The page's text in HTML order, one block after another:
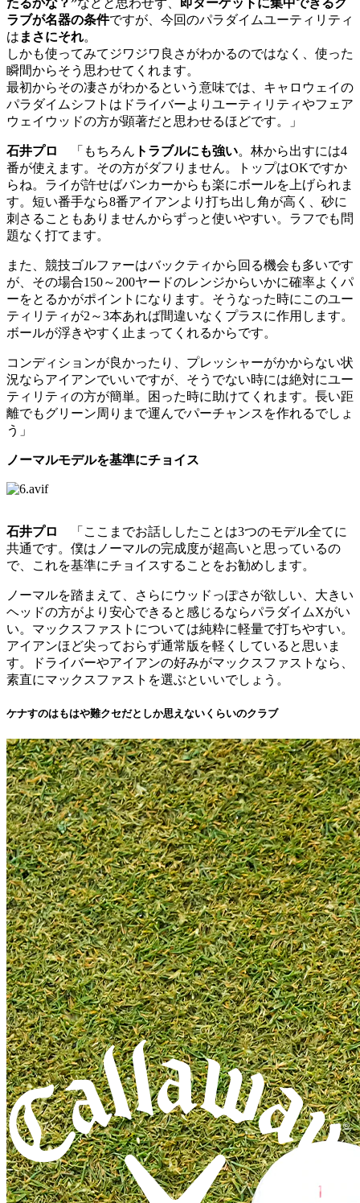
ラブが名器の条件ですが、今回のパラダイムユーティリティ
は まさにそれ。
しかも使ってみてジワジワ良さがわかるのではなく、使った
瞬間からそう思わせてくれます。
最初からその凄さがわかるという意味では、キャロウェイの
パラダイムシフトはドライバーよりユーティリティやフェア
ウェイウッドの方が顕著だと思わせるほどです。」
石井プロ 「もちろん トラブルにも強い。林から出すには4
番が使えます。その方がダフりません。トップはOKですか
らね。ライが許せばバンカーからも楽にボールを上げられま
す。短い番手なら8番アイアンより打ち出し角が高く、砂に
刺さることもありませんからずっと使いやすい。ラフでも問
題なく打てます。
また、競技ゴルファーはバックティから回る機会も多いです
が、その場合150～200ヤードのレンジからいかに確率よくパ
ーをとるかがポイントになります。そうなった時にこのユー
ティリティが2～3本あれば間違いなくプラスに作用します。
ボールが浮きやすく止まってくれるからです。
コンディションが良かったり、プレッシャーがかからない状
況ならアイアンでいいですが、そうでない時には絶対にユー
ティリティの方が簡単。困った時に助けてくれます。長い距
離でもグリーン周りまで運んでパーチャンスを作れるでしょ
う」
ノーマルモデルを基準にチョイス
石井プロ
「ここまでお話ししたことは3つのモデル全てに
共通です。僕はノーマルの完成度が超高いと思っているの
で、これを基準にチョイスすることをお勧めします。
ノーマルを踏まえて、さらにウッドっぽさが欲しい、大きい
ヘッドの方がより安心できると感じるならパラダイムXがい
い。マックスファストについては純粋に軽量で打ちやすい。
アイアンほど尖っておらず通常版を軽くしていると思いま
す。ドライバーやアイアンの好みがマックスファストなら、
素直にマックスファストを選ぶといいでしょう。
ケナすのはもはや難クセだとしか思えないくらいのクラブ